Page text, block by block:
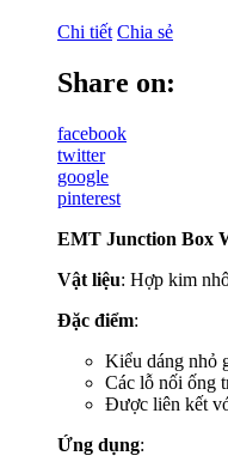
Chi tiết Chia sẻ
Share on:
facebook
twitter
google
pinterest
EMT Junction Box
Vật liệu: Hợp kim
Đặc điểm:
Kiểu dáng nhỏ
Các lỗ nối ống
Được liên kết
Ứng dụng: